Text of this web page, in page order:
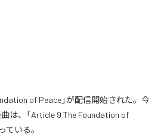
of Peace」が配信開始された。今
は、「Article 9 The Foundation of
ている。